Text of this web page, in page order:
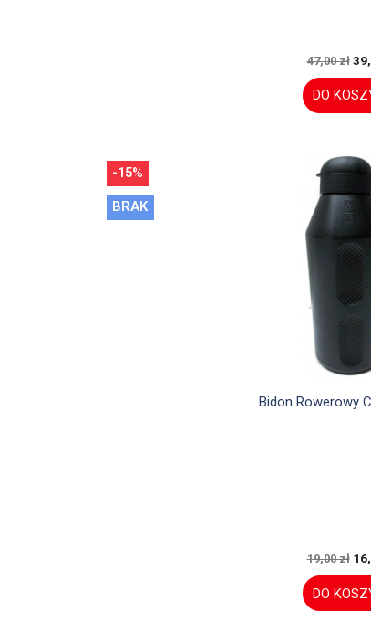
47,00 zł
DO
Szybki
Bidon Rowerowy
19,00 zł
DO
-15%
BRAK